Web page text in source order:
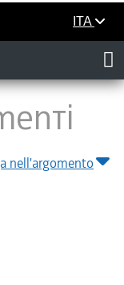
ITA
nell'argomento